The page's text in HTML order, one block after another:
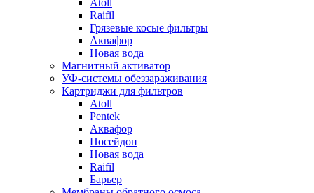
Atoll
Raifil
Грязевые косые фильтры
Аквафор
Новая вода
Магнитный активатор
УФ-системы обеззараживания
Картриджи для фильтров
Atoll
Pentek
Аквафор
Посейдон
Новая вода
Raifil
Барьер